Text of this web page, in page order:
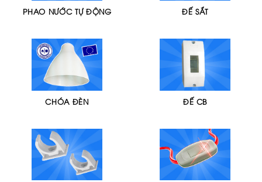
PHAO NƯỚC TỰ ĐỘNG ĐẾ SẮT
CHÓA ĐÈN ĐẾ CB